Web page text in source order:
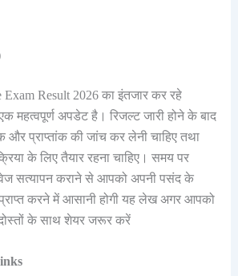
Result 2026 का इंतजार कर रहे
महत्वपूर्ण अपडेट है। रिजल्ट जारी होने के बाद
और प्राप्तांक की जांच कर लेनी चाहिए तथा
के लिए तैयार रहना चाहिए। समय पर
सत्यापन कराने से आपको अपनी पसंद के
करने में आसानी होगी यह लेख अगर आपको
के साथ शेयर जरूर करें